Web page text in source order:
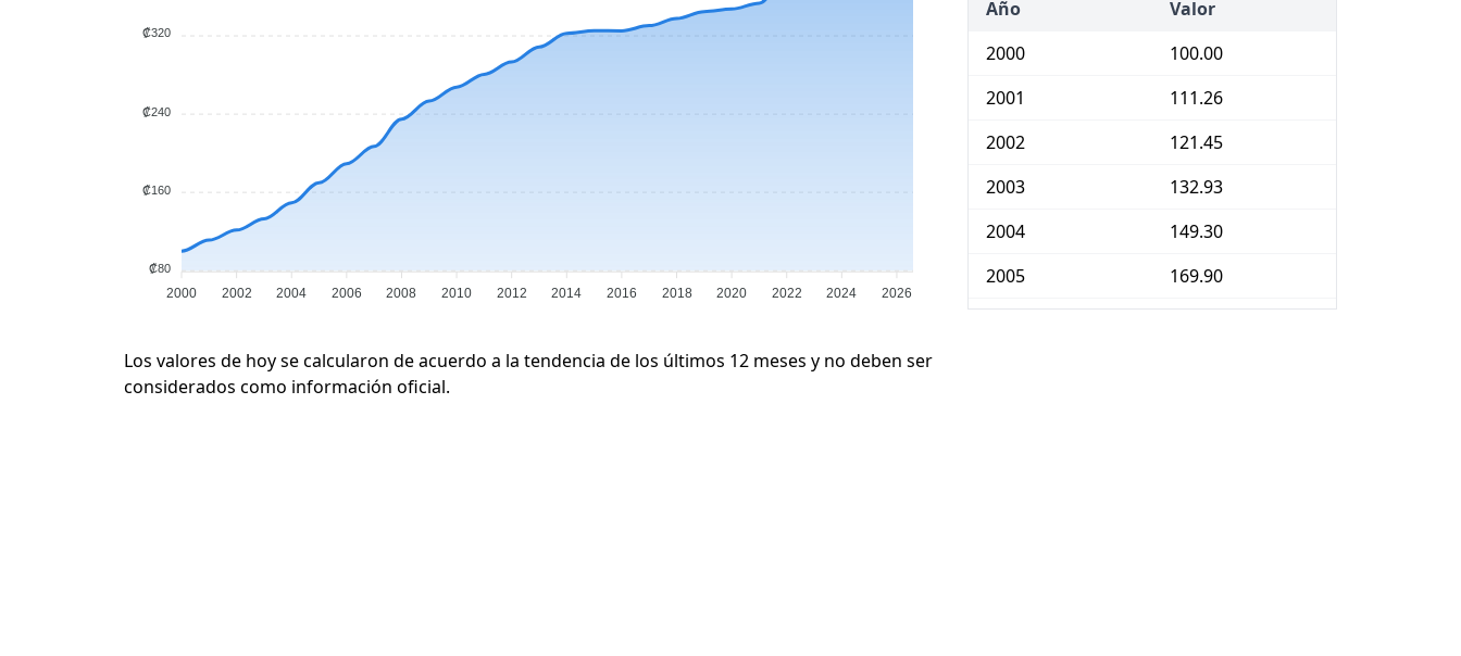
₡320
₡240
₡160
₡80
2000 2002 2004 2006 2008 2010 2012 2014 2016 2018 2020 2022 2024 2026
Los valores de hoy se calcularon de acuerdo a la tendencia de los últimos 12 meses y no deben ser
considerados como información oficial.
Año
Valor
2000
100.00
2001
111.26
2002
121.45
2003
132.93
2004
149.30
2005
169.90